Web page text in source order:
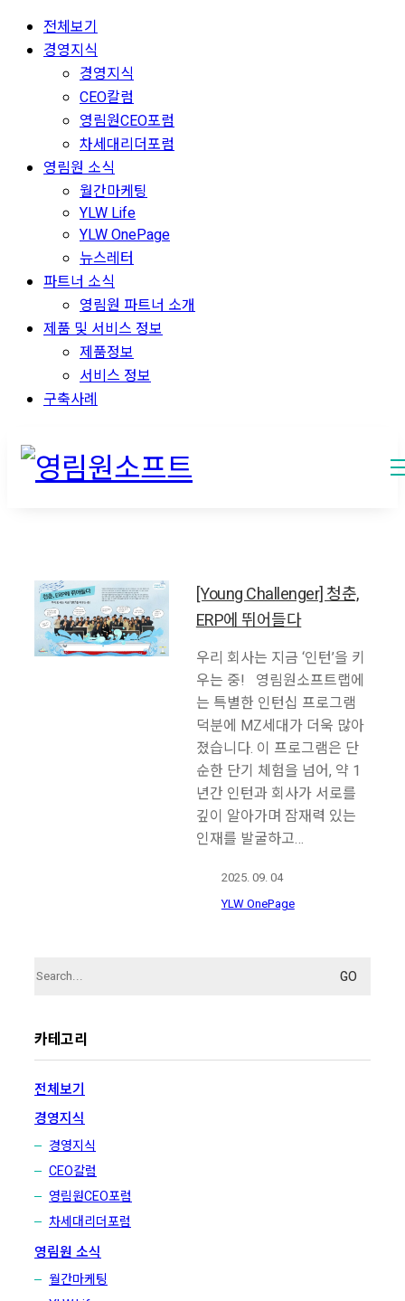
전체보기
경영지식
경영지식
CEO칼럼
영림원CEO포럼
차세대리더포럼
영림원 소식
월간마케팅
YLW Life
YLW OnePage
뉴스레터
파트너 소식
영림원 파트너 소개
제품 및 서비스 정보
제품정보
서비스 정보
구축사례
[Young Challenger] 청춘,
ERP에 뛰어들다
우리 회사는 지금 ‘인턴’을 키
우는 중! 영림원소프트랩에
는 특별한 인턴십 프로그램
덕분에 MZ세대가 더욱 많아
졌습니다. 이 프로그램은 단
순한 단기 체험을 넘어, 약 1
년간 인턴과 회사가 서로를
깊이 알아가며 잠재력 있는
인재를 발굴하고…
2025. 09. 04
YLW OnePage
Search
카테고리
전체보기
경영지식
경영지식
CEO칼럼
영림원CEO포럼
차세대리더포럼
영림원 소식
월간마케팅